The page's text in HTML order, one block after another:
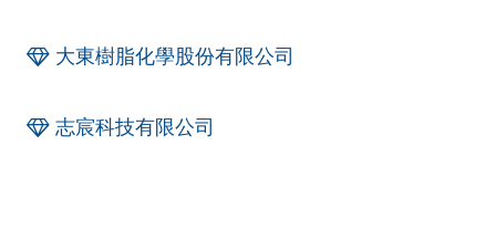
大東樹脂化學股份有限公司
志宸科技有限公司